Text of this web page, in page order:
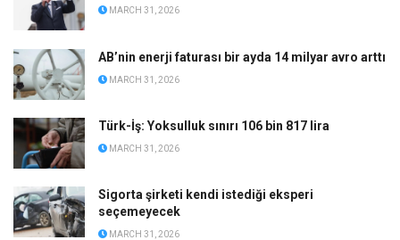
MARCH 31, 2026
AB’nin enerji faturası bir ayda 14 milyar avro arttı
MARCH 31, 2026
Türk-İş: Yoksulluk sınırı 106 bin 817 lira
MARCH 31, 2026
Sigorta şirketi kendi istediği eksperi
seçemeyecek
MARCH 31, 2026